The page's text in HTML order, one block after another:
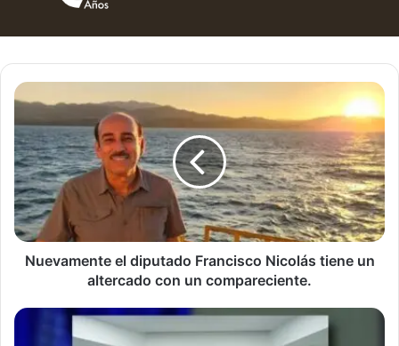
Nuevamente
diputado
Francisco
Nicolás
tiene
un
altercado
con
un
compareciente.
Nuevamente el diputado Francisco Nicolás tiene un
altercado con un compareciente.
Llegada